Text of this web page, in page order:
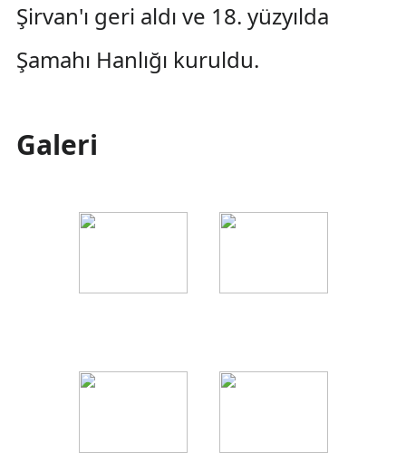
Şirvan'ı geri aldı ve 18. yüzyılda
Şamahı Hanlığı kuruldu.
Galeri